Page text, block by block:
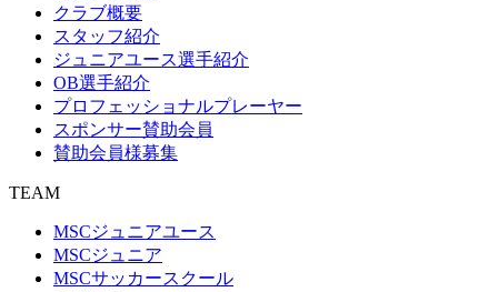
クラブ概要
スタッフ紹介
ジュニアユース選手紹介
OB選手紹介
プロフェッショナルプレーヤー
スポンサー賛助会員
賛助会員様募集
TEAM
MSCジュニアユース
MSCジュニア
MSCサッカースクール